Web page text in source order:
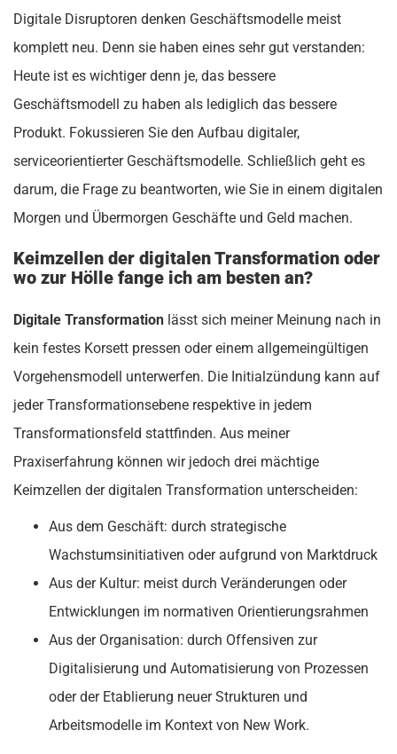
Digitale Disruptoren denken Geschäftsmodelle meist
komplett neu. Denn sie haben eines sehr gut verstanden:
Heute ist es wichtiger denn je, das bessere
Geschäftsmodell zu haben als lediglich das bessere
Produkt. Fokussieren Sie den Aufbau digitaler,
serviceorientierter Geschäftsmodelle. Schließlich geht es
darum, die Frage zu beantworten, wie Sie in einem digitalen
Morgen und Übermorgen Geschäfte und Geld machen.
Keimzellen der digitalen Transformation oder
wo zur Hölle fange ich am besten an?
Digitale Transformation lässt sich meiner Meinung nach in
kein festes Korsett pressen oder einem allgemeingültigen
Vorgehensmodell unterwerfen. Die Initialzündung kann auf
jeder Transformationsebene respektive in jedem
Transformationsfeld stattfinden. Aus meiner
Praxiserfahrung können wir jedoch drei mächtige
Keimzellen der digitalen Transformation unterscheiden:
Aus dem Geschäft: durch strategische
Wachstumsinitiativen oder aufgrund von Marktdruck
Aus der Kultur: meist durch Veränderungen oder
Entwicklungen im normativen Orientierungsrahmen
Aus der Organisation: durch Offensiven zur
Digitalisierung und Automatisierung von Prozessen
oder der Etablierung neuer Strukturen und
Arbeitsmodelle im Kontext von New Work.